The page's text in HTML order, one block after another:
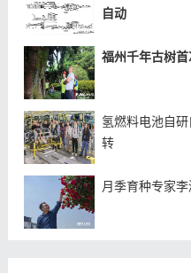
自动
福州千年古树
氢燃料电池自
转
月季育种专家李